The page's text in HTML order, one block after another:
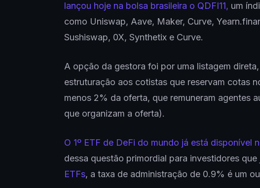
lançou hoje na bolsa brasileira o QDFI11, um
como Uniswap, Aave, Maker, Curve,
Sushiswap, 0X, Synthetix e Curve.
A opção da gestora foi por uma listagem
estruturação aos cotistas que reservam cotas
menos 2% da oferta, que remuneram agentes
que organizam a oferta).
O 1º ETF de DeFi do mundo já está disponível
dessa questão primordial para investidores
ETFs, a taxa de administração de 0.9% é um